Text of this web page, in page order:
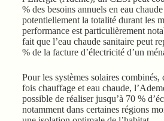
% des besoins annuels en eau
potentiellement la totalité durant les
performance est particulièrement
fait que l’eau chaude sanitaire peut
% de la facture d’électricité d’un
Pour les systèmes solaires
fois chauffage et eau chaude,
possible de réaliser jusqu’à 70 %
notamment dans certaines régions